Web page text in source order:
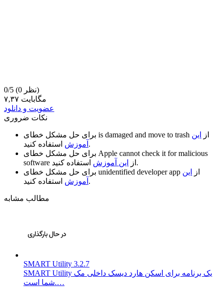
0/5
(0 نظر)
۷,۳۷ مگابایت
عضویت و دانلود
نکات ضروری
is damaged and move to trash از
این
آموزش استفاده کنید.
Apple cannot check it for malicious
software
از این آموزش
استفاده کنید.
unidentified developer app از
این
آموزش استفاده کنید.
مطالب مشابه
SMART Utility 3.2.7
SMART Utility یک برنامه برای اسکن هارد دیسک داخلی مک
شما است.…